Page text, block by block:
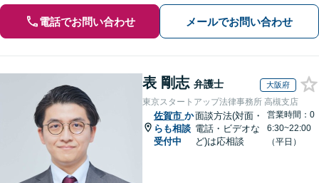
電話でお問い合わせ メールでお問い合わせ
表 剛志 弁護士 大阪府
東京スタートアップ法律事務所 高槻支店
佐賀市 か
らも相談
受付中
面談方法(対面・
電話・ビデオな
ど)は応相談
営業時間：0
6:30~22:00
（平日）